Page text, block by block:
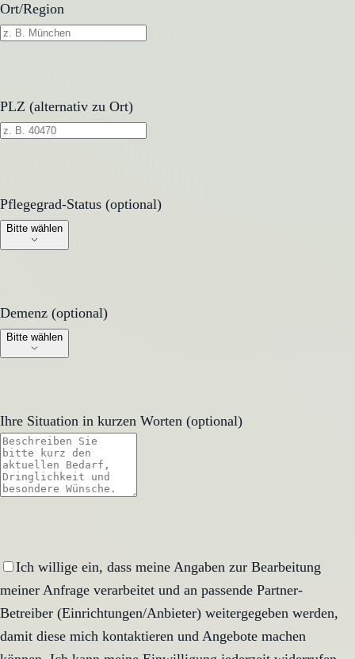
Ort/Region
PLZ (alternativ zu Ort)
Pflegegrad-Status (optional)
Pflegegrad-Status (optional)
Bitte wählen
Demenz (optional)
Demenz (optional)
Bitte wählen
Ihre Situation in kurzen Worten (optional)
Ich willige ein, dass meine Angaben zur Bearbeitung
meiner Anfrage verarbeitet und an passende Partner-
Betreiber (Einrichtungen/Anbieter) weitergegeben werden,
damit diese mich kontaktieren und Angebote machen